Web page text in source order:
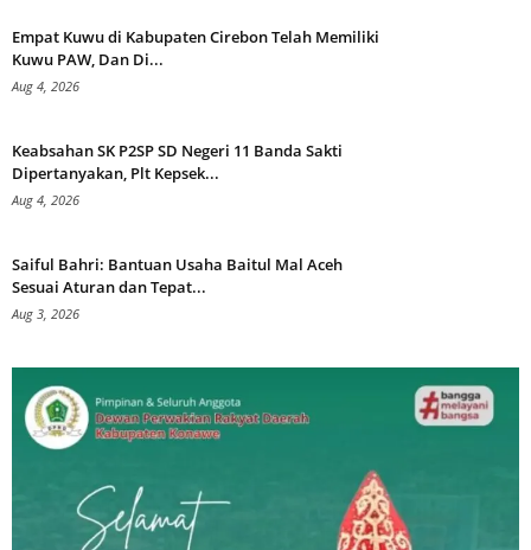
Empat Kuwu di Kabupaten Cirebon Telah Memiliki
Kuwu PAW, Dan Di...
Aug 4, 2026
Keabsahan SK P2SP SD Negeri 11 Banda Sakti
Dipertanyakan, Plt Kepsek...
Aug 4, 2026
Saiful Bahri: Bantuan Usaha Baitul Mal Aceh
Sesuai Aturan dan Tepat...
Aug 3, 2026